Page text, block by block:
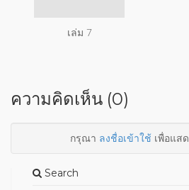
เล่ม 7
ความคิดเห็น (0)
กรุณา ลงชื่อเข้าใช้เพื่อแส
Search